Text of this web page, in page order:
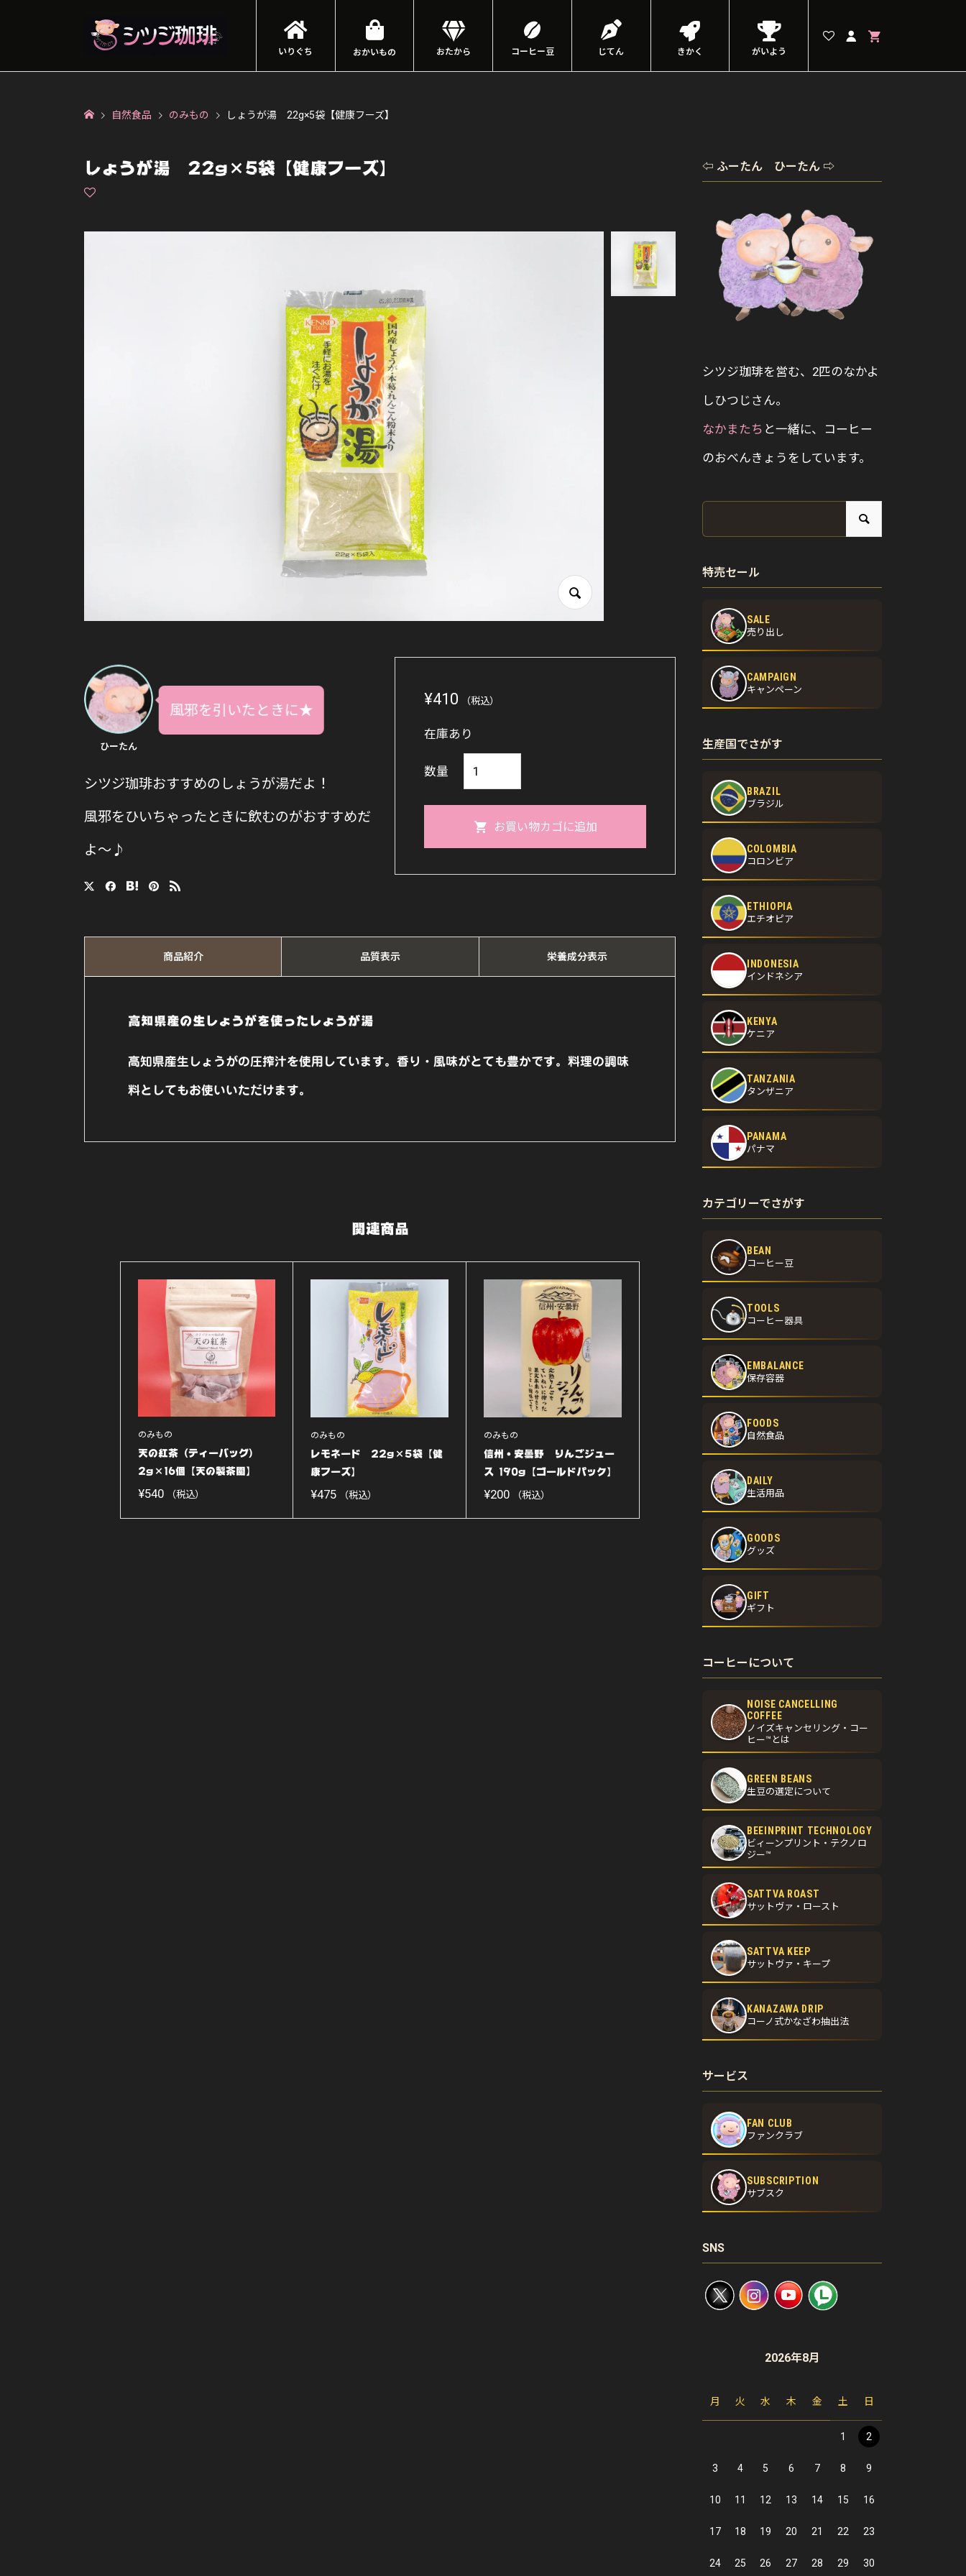
いりぐち おかいもの おたから コーヒー豆 じてん きかく がいよう
自然食品 のみもの しょうが湯 22g×5袋【健康フーズ】
しょうが湯 22g×5袋【健康フーズ】
ひーたん
風邪を引いたときに★
シツジ珈琲おすすめのしょうが湯だよ！
風邪をひいちゃったときに飲むのがおすすめだ
よ〜♪
¥410 （税込）
在庫あり
数量
し
ょ
フ
お買い物カゴに追加
商品紹介 品質表示 栄養成分表示
高知県産の生しょうがを使ったしょうが湯
高知県産生しょうがの圧搾汁を使用しています。香り・風味がとても豊かです。料理の調味
料としてもお使いいただけます。
関連商品
のみもの
天の紅茶（ティーバッグ）
2g×16個【天の製茶園】
¥540 （税込）
のみもの
レモネード 22g×5袋【健
康フーズ】
¥475 （税込）
のみもの
信州・安曇野 りんごジュー
ス 190g【ゴールドパック】
¥200 （税込）
⇦ ふーたん ひーたん ⇨
シツジ珈琲を営む、2匹のなかよ
しひつじさん。
なかまたち と一緒に、コーヒー
のおべんきょうをしています。
特売セール
SALE
売り出し
CAMPAIGN
キャンペーン
生産国でさがす
BRAZIL
ブラジル
COLOMBIA
コロンビア
ETHIOPIA
エチオピア
INDONESIA
インドネシア
KENYA
ケニア
TANZANIA
タンザニア
PANAMA
パナマ
カテゴリーでさがす
BEAN
コーヒー豆
TOOLS
コーヒー器具
EMBALANCE
保存容器
FOODS
自然食品
DAILY
生活用品
GOODS
グッズ
GIFT
ギフト
コーヒーについて
NOISE CANCELLING
COFFEE
ノイズキャンセリング・コー
ヒー™とは
GREEN BEANS
生豆の選定について
BEEINPRINT TECHNOLOGY
ビィーンプリント・テクノロ
ジー™
SATTVA ROAST
サットヴァ・ロースト
SATTVA KEEP
サットヴァ・キープ
KANAZAWA DRIP
コーノ式かなざわ抽出法
サービス
FAN CLUB
ファンクラブ
SUBSCRIPTION
サブスク
SNS
2026年8月
月 火 水 木 金 土 日
1 2
3 4 5 6 7 8 9
10 11 12 13 14 15 16
17 18 19 20 21 22 23
24 25 26 27 28 29 30